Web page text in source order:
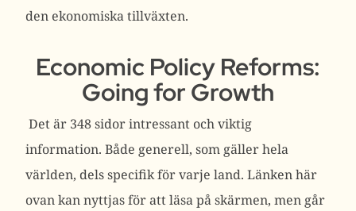
den ekonomiska tillväxten.
Economic Policy Reforms:
Going for Growth
Det är 348 sidor intressant och viktig
information. Både generell, som gäller hela
världen, dels specifik för varje land. Länken här
ovan kan nyttjas för att läsa på skärmen, men går